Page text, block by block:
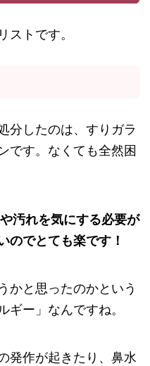
ストです。
分したのは、すりガラ
です。なくても全然困
汚れを気にする必要が
のでとても楽です！
かと思ったのかという
ギー」なんですね。
発作が起きたり、鼻水